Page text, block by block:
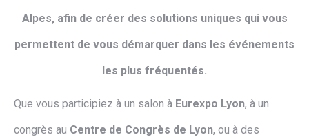
Alpes, afin de créer des solutions uniques qui vous
permettent de vous démarquer dans les événements
les plus fréquentés.
Que vous participiez à un salon à Eurexpo Lyon, à un
congrès au Centre de Congrès de Lyon, ou à des